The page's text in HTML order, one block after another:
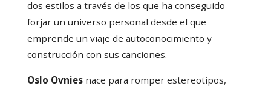
dos estilos a través de los que ha conseguido
forjar un universo personal desde el que
emprende un viaje de autoconocimiento y
construcción con sus canciones.
Oslo Ovniesnace para romper estereotipos,